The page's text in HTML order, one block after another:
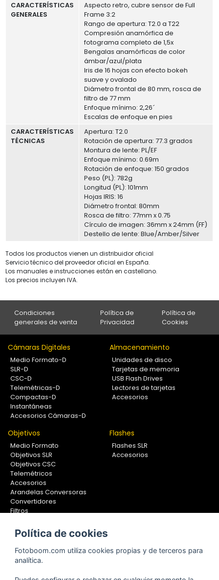
CARACTERÍSTICAS
GENERALES
Aspecto retro, cubre sensor de Full
Frame 3:2
Rango de apertura: T2.0 a T22
Compresión anamórfica de
fotograma completo de 1,5x
Bengalas anamórficas de color
ámbar/azul/plata
Iris de 16 hojas con efecto bokeh
suave y ovalado
Diámetro frontal de 80 mm, rosca de
filtro de 77 mm
Enfoque mínimo: 2,26´
Escalas de enfoque en pies
CARACTERÍSTICAS
TÉCNICAS
Apertura: T2.0
Rotación de apertura: 77.3 grados
Montura de lente: PL/EF
Enfoque mínimo: 0.69m
Rotación de enfoque: 150 grados
Peso (PL): 782g
Longitud (PL): 101mm
Hojas IRIS: 16
Diámetro frontal: 80mm
Rosca de filtro: 77mm x 0.75
Círculo de imagen: 36mm x 24mm (FF)
Destello de lente: Blue/Amber/Silver
Todos los productos vienen un distribuidor oficial
Servicio técnico del proveedor oficial en España.
Los manuales e instrucciones están en castellano.
Los precios incluyen IVA.
Condiciones
generales de venta
Política de
Privacidad
Política de
Cookies
Cámaras Digitales
Medio Formato-D
SLR-D
CSC-D
Telemétricas-D
Compactas-D
Instantáneas
Accesorios Cámaras-D
Almacenamiento
Unidades de disco
Tarjetas de memoria
USB Flash Drives
Lectores de tarjetas
Accesorios
Objetivos
Medio Formato
Objetivos SLR
Objetivos CSC
Telemétricos
Accesorios
Arandelas Conversoras
Convertidores
Filtros
Calibradores
Flashes
Flashes SLR
Accesorios
Soportes Fotografía
Monopiés
Trípodes
Política de cookies
Fotoboom.com utiliza cookies propias y de terceros para
analítica.